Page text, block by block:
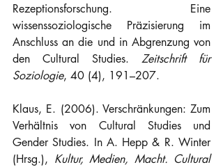
Rezeptionsforschung. Eine
wissenssoziologische Präzisierung im
Anschluss an die und in Abgrenzung von
den Cultural Studies. Zeitschrift für
Soziologie, 40 (4), 191–207.
Klaus, E. (2006). Verschränkungen: Zum
Verhältnis von Cultural Studies und
Gender Studies. In A. Hepp & R. Winter
(Hrsg.), Kultur, Medien, Macht. Cultural